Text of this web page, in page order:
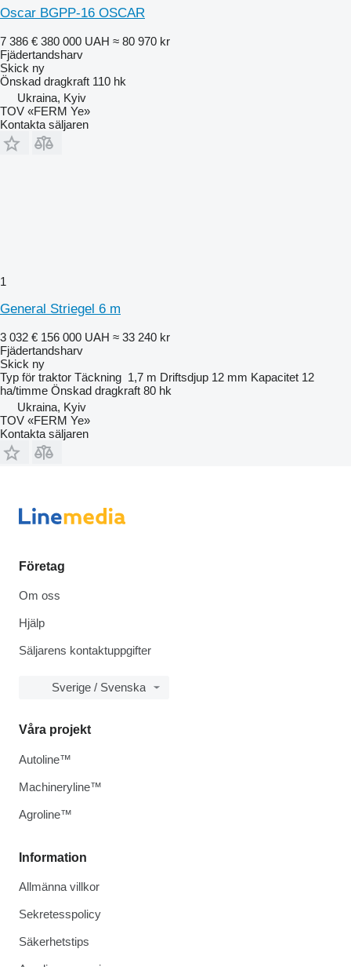
Oscar BGPP-16 OSCAR
7 386 € 380 000 UAH ≈ 80 970 kr
Fjädertandsharv
Skick ny
Önskad dragkraft 110 hk
Ukraina, Kyiv
TOV «FERM Ye»
Kontakta säljaren
1
General Striegel 6 m
3 032 € 156 000 UAH ≈ 33 240 kr
Fjädertandsharv
Skick ny
Typ för traktor Täckning 1,7 m Driftsdjup 12 mm Kapacitet 12
ha/timme Önskad dragkraft 80 hk
Ukraina, Kyiv
TOV «FERM Ye»
Kontakta säljaren
Företag
Om oss
Hjälp
Säljarens kontaktuppgifter
Sverige / Svenska
Information
Allmänna villkor
Sekretesspolicy
Säkerhetstips
Våra projekt
Autoline™
Machineryline™
Agroline™